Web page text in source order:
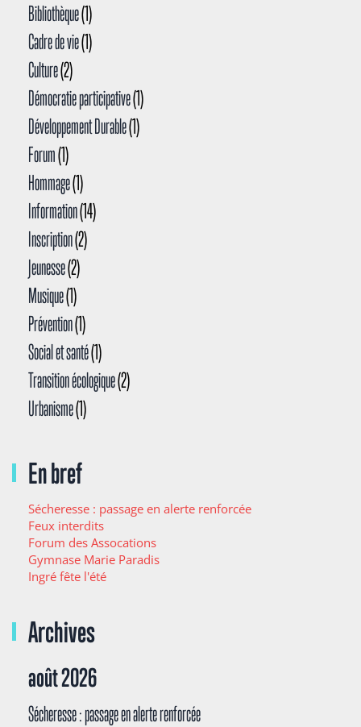
Bibliothèque(1)
Cadre de vie(1)
Culture(2)
Démocratie participative(1)
Développement Durable(1)
Forum(1)
Hommage(1)
Information(14)
Inscription(2)
Jeunesse(2)
Musique(1)
Prévention(1)
Social et santé(1)
Transition écologique(2)
Urbanisme(1)
En bref
Sécheresse : passage en alerte renforcée
Feux interdits
Forum des Assocations
Gymnase Marie Paradis
Ingré fête l'été
Archives
août 2026
Sécheresse : passage en alerte renforcée